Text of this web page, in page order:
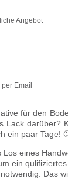
Angebot
Email
für den
Lack darüber?
ein paar Tage!
Los eines
ein qulifiziertes
Das